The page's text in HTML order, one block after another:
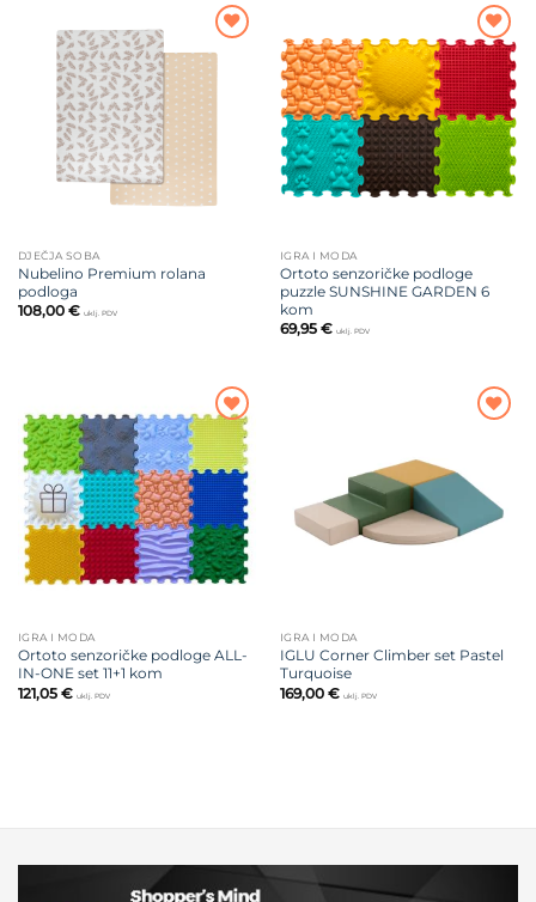
Dodajte
na listu
želja
DJEČJA SOBA
Nubelino Premium rolana
podloga
108,00 € uklj. PDV
Dodajte
na listu
želja
IGRA I MODA
Ortoto senzoričke podloge
puzzle SUNSHINE GARDEN 6
kom
69,95 € uklj. PDV
Dodajte
na listu
želja
IGRA I MODA
Ortoto senzoričke podloge ALL-
IN-ONE set 11+1 kom
121,05 € uklj. PDV
IGRA I MODA
IGLU Corner Climber set Pastel
Turquoise
169,00 € uklj. PDV